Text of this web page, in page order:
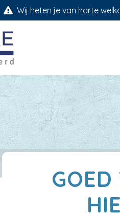
Wij heten je van harte